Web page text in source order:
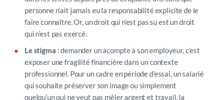
personne n’ait jamais eu la responsabilité explicite de le
faire connaître. Or, un droit qui n’est pas su est un droit
qui n’est pas exercé.
Le stigma : demander un acompte à son employeur, c’est
exposer une fragilité financière dans un contexte
professionnel. Pour un cadre en période d’essai, un salarié
qui souhaite préserver son image ou simplement
quelqu’un qui ne veut pas mêler argent et travail, la